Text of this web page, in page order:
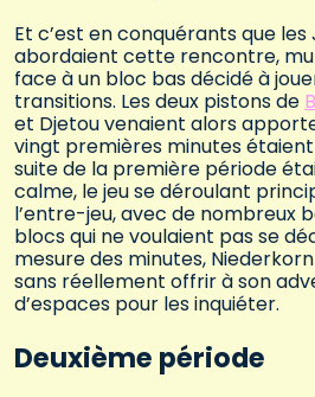
Et c’est en conquérants que les
abordaient cette rencontre,
face à un bloc bas décidé à
transitions. Les deux pistons de
et Djetou venaient alors
vingt premières minutes
suite de la première période
calme, le jeu se déroulant
l’entre-jeu, avec de nombreux
blocs qui ne voulaient pas se
mesure des minutes,
sans réellement offrir à son
d’espaces pour les inquiéter.
Deuxième période